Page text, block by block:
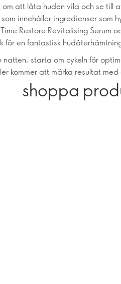
att låta huden vila och se till
innehåller ingredienser som
Restore Revitalising Serum
för en fantastisk
natten, starta om cykeln för
kommer att märka resultat
shoppa